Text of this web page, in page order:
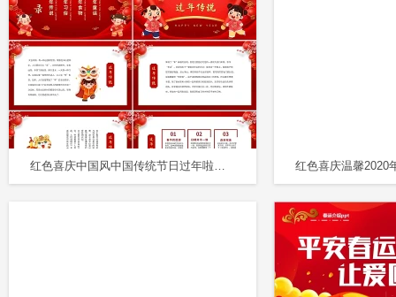
红色喜庆中国风中国传统节日过年啦春节介绍主题班会课件PPT